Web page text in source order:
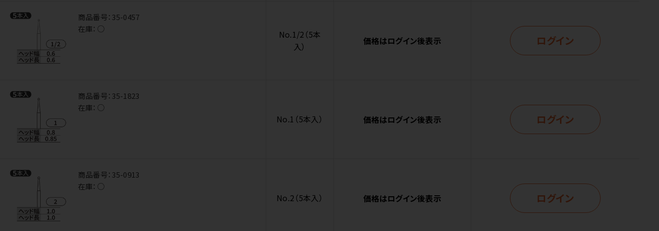
商品番号： 35-0457
在庫： ○
No.1/2（5本
入）
価格はログイン後表示 ログイン
商品番号： 35-1823
在庫： ○
No.1（5本入） 価格はログイン後表示 ログイン
商品番号： 35-0913
在庫： ○
No.2（5本入） 価格はログイン後表示 ログイン